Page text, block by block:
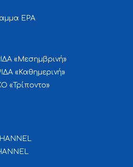
ΕΡΑ
«Μεσημβρινή»
«Καθημερινή»
«Τρίποντο»